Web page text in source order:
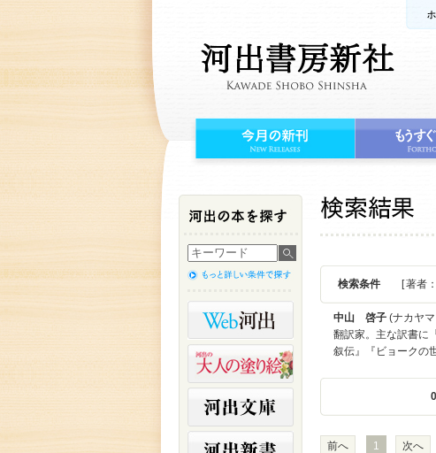
検索条件 [ 著者：
中山 啓子 (ナカヤ
翻訳家。主な訳書に
叙伝』『ビョークの
0
前へ 1 次へ